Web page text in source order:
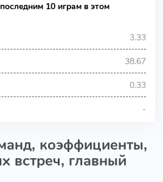
10 играм в этом
3.33
38.67
0.33
-
коэффициенты,
встреч, главный